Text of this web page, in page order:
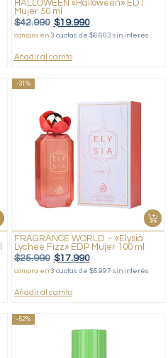
HALLOWEEN «Halloween» EDT
Mujer 50 ml
$42.990 $19.990
compra en 3 cuotas de $6.663 sin interés
Añadir al carrito
-31%
FRAGRANCE WORLD – «Elysia
Lychee Fizz» EDP Mujer 100 ml
$25.990 $17.990
compra en 3 cuotas de $5.997 sin interés
Añadir al carrito
-52%